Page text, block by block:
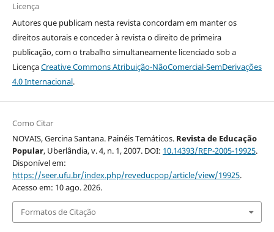
Licença
Autores que publicam nesta revista concordam em manter os
direitos autorais e conceder à revista o direito de primeira
publicação, com o trabalho simultaneamente licenciado sob a
LicençaCreative Commons Atribuição-NãoComercial-SemDerivações
4.0 Internacional.
Como Citar
NOVAIS, Gercina Santana. Painéis Temáticos. Revista de Educação
Popular, Uberlândia, v. 4, n. 1, 2007. DOI: 10.14393/REP-2005-19925.
Disponível em:
https://seer.ufu.br/index.php/reveducpop/article/view/19925.
Acesso em: 10 ago. 2026.
Formatos de Citação